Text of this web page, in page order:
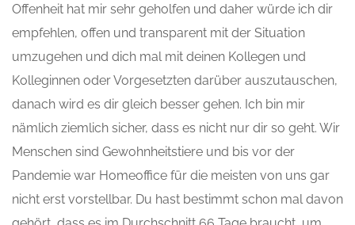
Offenheit hat mir sehr geholfen und daher würde ich dir
empfehlen, offen und transparent mit der Situation
umzugehen und dich mal mit deinen Kollegen und
Kolleginnen oder Vorgesetzten darüber auszutauschen,
danach wird es dir gleich besser gehen. Ich bin mir
nämlich ziemlich sicher, dass es nicht nur dir so geht. Wir
Menschen sind Gewohnheitstiere und bis vor der
Pandemie war Homeoffice für die meisten von uns gar
nicht erst vorstellbar. Du hast bestimmt schon mal davon